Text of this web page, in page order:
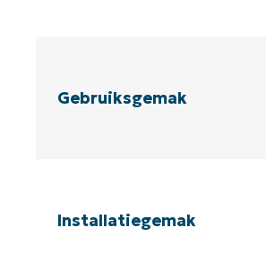
Gebruiksgemak
Installatiegemak